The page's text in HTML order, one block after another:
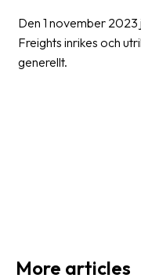
Manuals
Downloads
About
Den 1 november
Freights inrikes och
generellt.
More articles